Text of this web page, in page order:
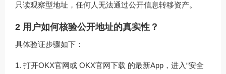
只读观察型地址，任何人无法通过公开信息转移资产。
2 用户如何核验公开地址的真实性？
具体验证步骤如下：
打开OKX官网或 OKX官网下载 的最新App，进入“安全